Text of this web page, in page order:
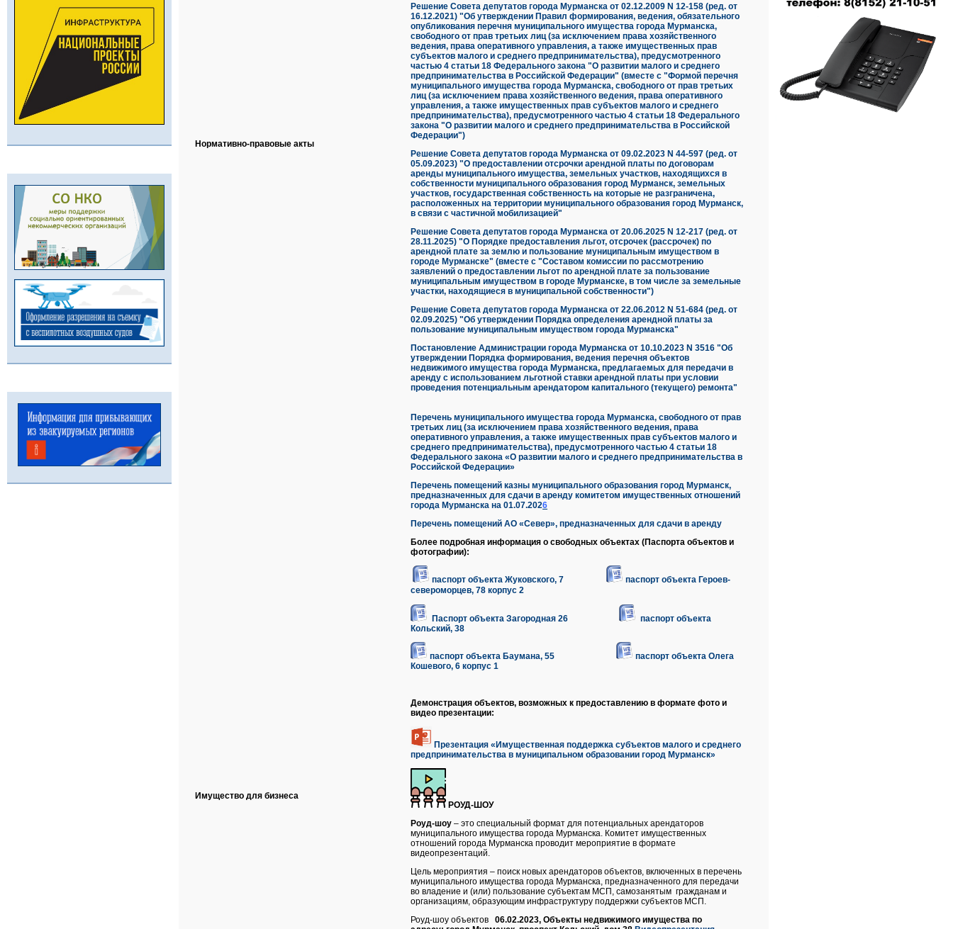
Нормативно-правовые акты
Решение Совета депутатов города Мурманска от 02.12.2009 N 12-158 (ред. от
16.12.2021) "Об утверждении Правил формирования, ведения, обязательного
опубликования перечня муниципального имущества города Мурманска,
свободного от прав третьих лиц (за исключением права хозяйственного
ведения, права оперативного управления, а также имущественных прав
субъектов малого и среднего предпринимательства), предусмотренного
частью 4 статьи 18 Федерального закона "О развитии малого и среднего
предпринимательства в Российской Федерации" (вместе с "Формой перечня
муниципального имущества города Мурманска, свободного от прав третьих
лиц (за исключением права хозяйственного ведения, права оперативного
управления, а также имущественных прав субъектов малого и среднего
предпринимательства), предусмотренного частью 4 статьи 18 Федерального
закона "О развитии малого и среднего предпринимательства в Российской
Федерации")
Решение Совета депутатов города Мурманска от 09.02.2023 N 44-597 (ред. от
05.09.2023) "О предоставлении отсрочки арендной платы по договорам
аренды муниципального имущества, земельных участков, находящихся в
собственности муниципального образования город Мурманск, земельных
участков, государственная собственность на которые не разграничена,
расположенных на территории муниципального образования город Мурманск,
в связи с частичной мобилизацией"
Решение Совета депутатов города Мурманска от 20.06.2025 N 12-217 (ред. от
28.11.2025) "О Порядке предоставления льгот, отсрочек (рассрочек) по
арендной плате за землю и пользование муниципальным имуществом в
городе Мурманске" (вместе с "Составом комиссии по рассмотрению
заявлений о предоставлении льгот по арендной плате за пользование
муниципальным имуществом в городе Мурманске, в том числе за земельные
участки, находящиеся в муниципальной собственности")
Решение Совета депутатов города Мурманска от 22.06.2012 N 51-684 (ред. от
02.09.2025) "Об утверждении Порядка определения арендной платы за
пользование муниципальным имуществом города Мурманска"
Постановление Администрации города Мурманска от 10.10.2023 N 3516 "Об
утверждении Порядка формирования, ведения перечня объектов
недвижимого имущества города Мурманска, предлагаемых для передачи в
аренду с использованием льготной ставки арендной платы при условии
проведения потенциальным арендатором капитального (текущего) ремонта"
Имущество для бизнеса
Перечень муниципального имущества города Мурманска, свободного от прав
третьих лиц (за исключением права хозяйственного ведения, права
оперативного управления, а также имущественных прав субъектов малого и
среднего предпринимательства), предусмотренного частью 4 статьи 18
Федерального закона «О развитии малого и среднего предпринимательства в
Российской Федерации»
Перечень помещений казны муниципального образования город Мурманск,
предназначенных для сдачи в аренду комитетом имущественных отношений
города Мурманска на 01.07.2026
Перечень помещений АО «Север», предназначенных для сдачи в аренду
Более подробная информация о свободных объектах (Паспорта объектов и
фотографии):
паспорт объекта Жуковского, 7
паспорт объекта Героев-
североморцев, 78 корпус 2
Паспорт объекта Загородная 26
паспорт объекта
Кольский, 38
паспорт объекта Баумана, 55
паспорт объекта Олега
Кошевого, 6 корпус 1
Демонстрация объектов, возможных к предоставлению в формате фото и
видео презентации:
Презентация «Имущественная поддержка субъектов малого и среднего
предпринимательства в муниципальном образовании город Мурманск»
РОУД-ШОУ
Роуд-шоу – это специальный формат для потенциальных арендаторов
муниципального имущества города Мурманска. Комитет имущественных
отношений города Мурманска проводит мероприятие в формате
видеопрезентаций.
Цель мероприятия – поиск новых арендаторов объектов, включенных в перечень
муниципального имущества города Мурманска, предназначенного для передачи
во владение и (или) пользование субъектам МСП, самозанятым гражданам и
организациям, образующим инфраструктуру поддержки субъектов МСП.
Роуд-шоу объектов 06.02.2023, Объекты недвижимого имущества по